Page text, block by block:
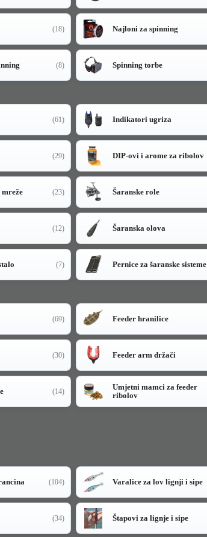
(18) Najloni za spinning
(8) Spinning torbe
(61) Indikatori ugriza
(29) DIP-ovi i arome za ribolov
mreže (23) Šaranske role
(12) Šaranska olova
(7) Pernice za šaranske sisteme
(69) Feeder hranilice
(30) Feeder arm držači
(14)
Umjetni mamci za feeder
ribolov
(104) Varalice za lov lignji i sipe
(34) Štapovi za lignje i sipe